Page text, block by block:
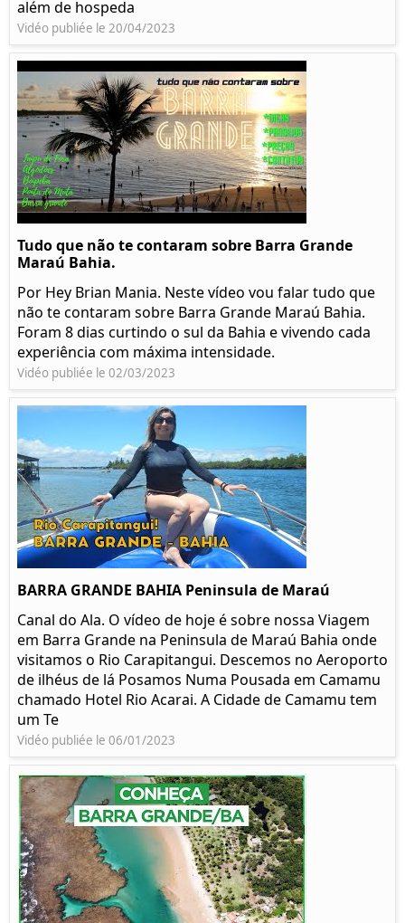
além de hospeda
Vidéo publiée le 20/04/2023
Tudo que não te contaram sobre Barra Grande
Maraú Bahia.
Por Hey Brian Mania. Neste vídeo vou falar tudo que
não te contaram sobre Barra Grande Maraú Bahia.
Foram 8 dias curtindo o sul da Bahia e vivendo cada
experiência com máxima intensidade.
Vidéo publiée le 02/03/2023
BARRA GRANDE BAHIA Peninsula de Maraú
Canal do Ala. O vídeo de hoje é sobre nossa Viagem
em Barra Grande na Peninsula de Maraú Bahia onde
visitamos o Rio Carapitangui. Descemos no Aeroporto
de ilhéus de lá Posamos Numa Pousada em Camamu
chamado Hotel Rio Acarai. A Cidade de Camamu tem
um Te
Vidéo publiée le 06/01/2023